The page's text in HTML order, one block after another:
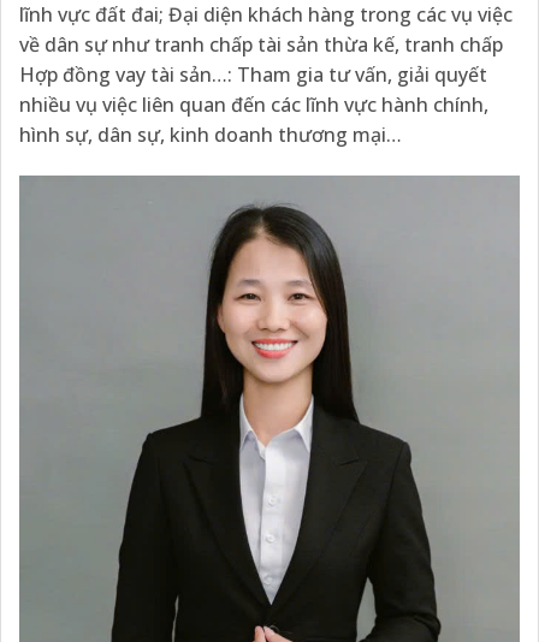
lĩnh vực đất đai; Đại diện khách hàng trong các vụ việc
về dân sự như tranh chấp tài sản thừa kế, tranh chấp
Hợp đồng vay tài sản…: Tham gia tư vấn, giải quyết
nhiều vụ việc liên quan đến các lĩnh vực hành chính,
hình sự, dân sự, kinh doanh thương mại…